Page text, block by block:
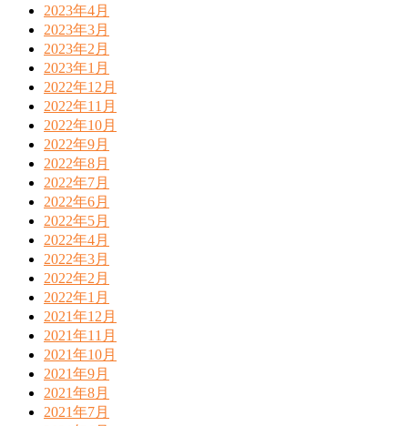
2023年4月
2023年3月
2023年2月
2023年1月
2022年12月
2022年11月
2022年10月
2022年9月
2022年8月
2022年7月
2022年6月
2022年5月
2022年4月
2022年3月
2022年2月
2022年1月
2021年12月
2021年11月
2021年10月
2021年9月
2021年8月
2021年7月